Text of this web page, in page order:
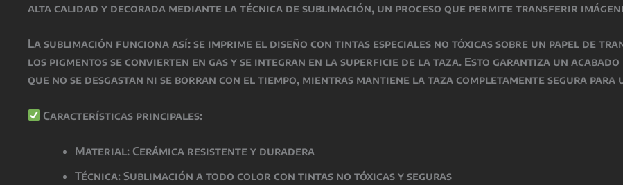
alta calidad y decorada mediante la técnica de sublimación, un proceso que permite transferir
La sublimación funciona así: se imprime el diseño con tintas especiales no tóxicas sobre un papel de
los pigmentos se convierten en gas y se integran en la superficie de la taza. Esto garantiza un acabado
que no se desgastan ni se borran con el tiempo, mientras mantiene la taza completamente segura para
Características principales:
Material: Cerámica resistente y duradera
Técnica: Sublimación a todo color con tintas no tóxicas y seguras